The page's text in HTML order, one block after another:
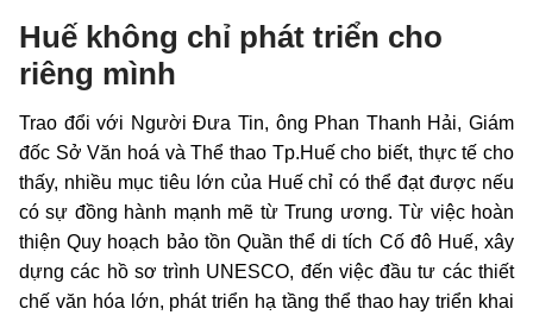
Huế không chỉ phát triển cho
riêng mình
Trao đổi với Người Đưa Tin, ông Phan Thanh Hải, Giám
đốc Sở Văn hoá và Thể thao Tp.Huế cho biết, thực tế cho
thấy, nhiều mục tiêu lớn của Huế chỉ có thể đạt được nếu
có sự đồng hành mạnh mẽ từ Trung ương. Từ việc hoàn
thiện Quy hoạch bảo tồn Quần thể di tích Cố đô Huế, xây
dựng các hồ sơ trình UNESCO, đến việc đầu tư các thiết
chế văn hóa lớn, phát triển hạ tầng thể thao hay triển khai